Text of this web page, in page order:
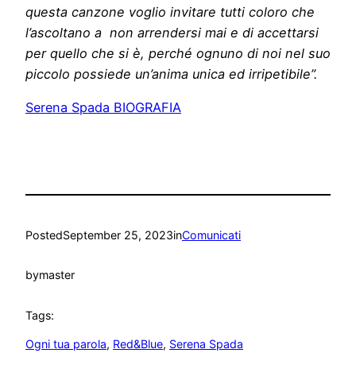
questa canzone voglio invitare tutti coloro che
l’ascoltano a non arrendersi mai e di accettarsi
per quello che si è, perché ognuno di noi nel suo
piccolo possiede un’anima unica ed irripetibile”.
Serena Spada BIOGRAFIA
PostedSeptember 25, 2023inComunicati
bymaster
Tags:
Ogni tua parola, Red&Blue, Serena Spada